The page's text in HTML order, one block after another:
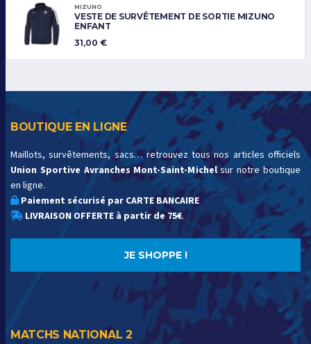
MIZUNO
VESTE DE SURVÊTEMENT DE SORTIE MIZUNO
ENFANT
31,00 €
BOUTIQUE EN LIGNE
Maillots, survêtements, sacs… retrouvez tous nos articles officiels
Union Sportive Avranches Mont-Saint-Michelsur notre boutique
en ligne.
Paiement sécurisé par CARTE BANCAIRE
LIVRAISON OFFERTE à partir de 75€.
JE SHOPPE !
MATCHS NATIONAL 2